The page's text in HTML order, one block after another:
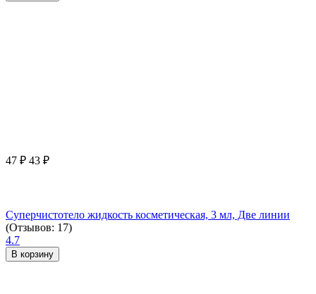
47 ₽ 43 ₽
Суперчистотело жидкость косметическая, 3 мл, Две линии
(Отзывов: 17)
4.7
В корзину